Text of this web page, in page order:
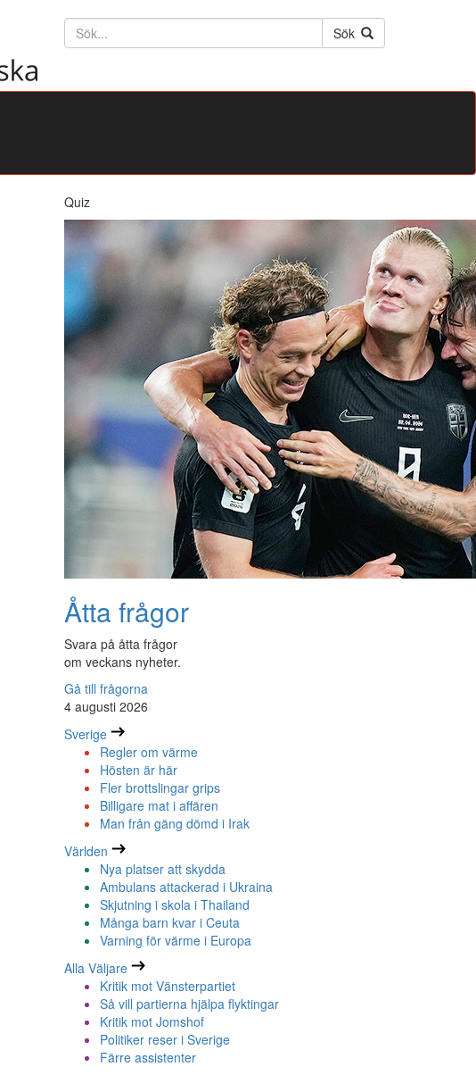
Söktext
Sök
Quiz
Åtta frågor
Svara på åtta frågor
om veckans nyheter.
Gå till frågorna
4 augusti 2026
Sverige
Regler om värme
Hösten är här
Fler brottslingar grips
Billigare mat i affären
Man från gäng dömd i Irak
Världen
Nya platser att skydda
Ambulans attackerad i Ukraina
Skjutning i skola i Thailand
Många barn kvar i Ceuta
Varning för värme i Europa
Alla Väljare
Kritik mot Vänsterpartiet
Så vill partierna hjälpa flyktingar
Kritik mot Jomshof
Politiker reser i Sverige
Färre assistenter